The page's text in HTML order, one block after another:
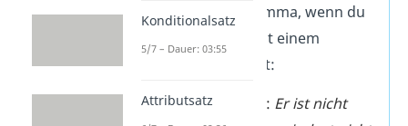
nur dann ein Komma, wenn du
den Vergleich mit einem
ziehst:
Kein Komma : Er ist nicht
Konditionalsatz
5/7 – Dauer: 03:55
Attributsatz